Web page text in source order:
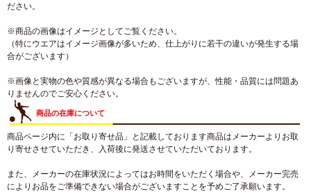
ださい。
※商品の画像はイメージとしてご覧ください。
（特にウエアはイメージ画像が多いため、仕上がりに若干の違いが発生する場
合がございます）
※画像と実物の色や質感が異なる場合もございますが、性能・品質には問題あ
りませんのでご安心ください。
商品の在庫について
商品ページ内に「お取り寄せ品」と記載しております商品はメーカーよりお取
り寄せさせていただき、入荷後に発送させていただいております。
また、メーカーの在庫状況によってはお時間をいただく場合や、メーカー完売
によりお品をご準備できない場合がございますことを予めご了承願います。